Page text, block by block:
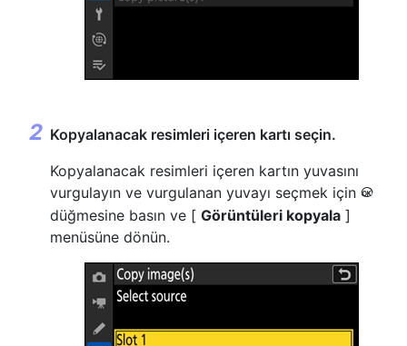
Kopyalanacak resimleri içeren kartı seçin.
Kopyalanacak resimleri içeren kartın yuvasını
vurgulayın ve vurgulanan yuvayı seçmek için J
düğmesine basın ve [ Görüntüleri kopyala ]
menüsüne dönün.